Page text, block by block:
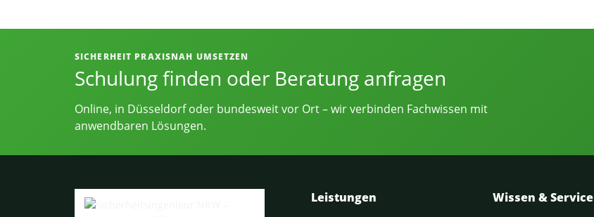
Informationen, Kontakt und Angebote von Sicherheitsingenieur.NRW
SICHERHEIT PRAXISNAH UMSETZEN
Schulung finden oder Beratung anfragen
Online, in Düsseldorf oder bundesweit vor Ort – wir verbinden Fachwissen mit
anwendbaren Lösungen.
Leistungen Wissen & Service